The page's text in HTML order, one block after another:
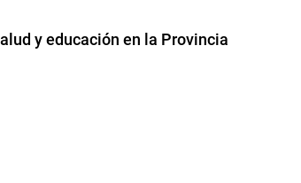
y educación en la Provincia